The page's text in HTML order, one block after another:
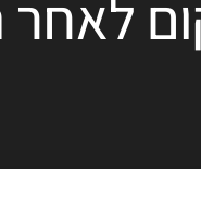
לאחר